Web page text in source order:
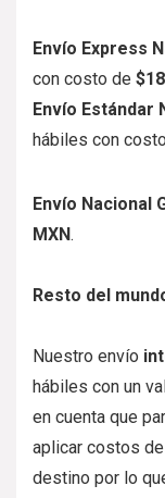
Envío Express
con costo de
Envío Estándar
hábiles con
Envío Nacional
MXN.
Resto del
Nuestro envío
hábiles con un
en cuenta que
aplicar costos
destino por lo